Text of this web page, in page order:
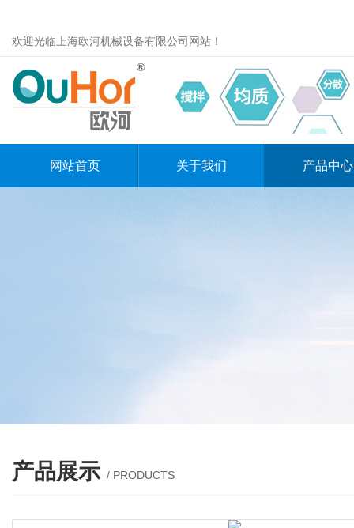
欢迎光临上海欧河机械设备有限公司网站！
网站首页 关于我们 产品中心
产品展示 / PRODUCTS